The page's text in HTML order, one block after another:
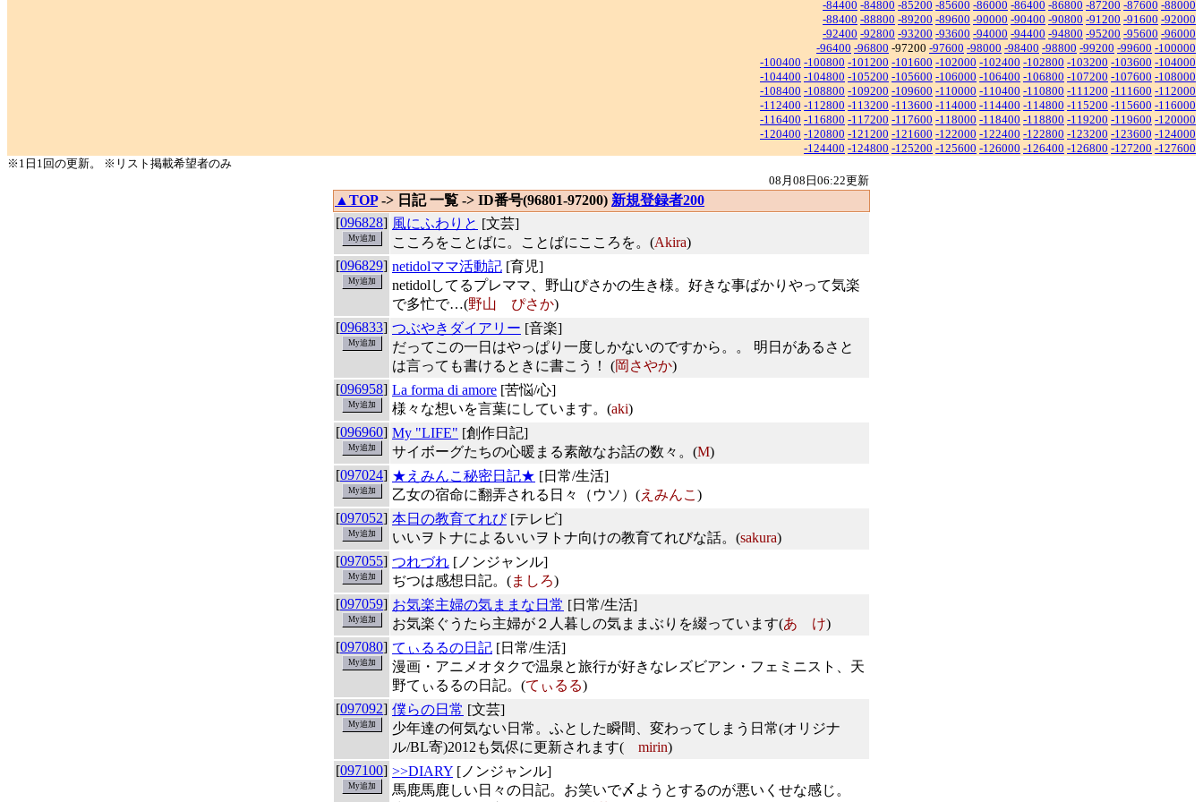
-84400 -84800 -85200 -85600 -86000 -86400 -86800 -87200 -87600 -88000
-88400 -88800 -89200 -89600 -90000 -90400 -90800 -91200 -91600 -92000
-92400 -92800 -93200 -93600 -94000 -94400 -94800 -95200 -95600 -96000
-96400 -96800 -97200 -97600 -98000 -98400 -98800 -99200 -99600 -100000
-100400 -100800 -101200 -101600 -102000 -102400 -102800 -103200 -103600 -104000
-104400 -104800 -105200 -105600 -106000 -106400 -106800 -107200 -107600 -108000
-108400 -108800 -109200 -109600 -110000 -110400 -110800 -111200 -111600 -112000
-112400 -112800 -113200 -113600 -114000 -114400 -114800 -115200 -115600 -116000
-116400 -116800 -117200 -117600 -118000 -118400 -118800 -119200 -119600 -120000
-120400 -120800 -121200 -121600 -122000 -122400 -122800 -123200 -123600 -124000
-124400 -124800 -125200 -125600 -126000 -126400 -126800 -127200 -127600
※1日1回の更新。 ※リスト掲載希望者のみ
08月08日06:22更新
▲TOP-> 日記 一覧 -> ID番号(96801-97200) 新規登録者200
[096828] 風にふわりと [文芸]
こころをことばに。ことばにこころを。(Akira)
[096829] netidolママ活動記 [育児]
netidolしてるプレママ、野山ぴさかの生き様。好きな事ばかりやって気楽
で多忙で…(野山 ぴさか)
[096833] つぶやきダイアリー [音楽]
だってこの一日はやっぱり一度しかないのですから。。 明日があるさと
は言っても書けるときに書こう！ (岡さやか)
[096958] La forma di amore [苦悩/心]
様々な想いを言葉にしています。(aki)
[096960] My "LIFE" [創作日記]
サイボーグたちの心暖まる素敵なお話の数々。(M)
[097024] ★えみんこ秘密日記★ [日常/生活]
乙女の宿命に翻弄される日々（ウソ）(えみんこ )
[097052] 本日の教育てれび[テレビ]
いいヲトナによるいいヲトナ向けの教育てれびな話。(sakura)
[097055] つれづれ [ノンジャンル]
ぢつは感想日記。(ましろ)
[097059] お気楽主婦の気ままな日常 [日常/生活]
お気楽ぐうたら主婦が２人暮しの気ままぶりを綴っています(あ け)
[097080] てぃるるの日記 [日常/生活]
漫画・アニメオタクで温泉と旅行が好きなレズビアン・フェミニスト、天
野てぃるるの日記。(てぃるる)
[097092] 僕らの日常 [文芸]
少年達の何気ない日常。ふとした瞬間、変わってしまう日常(オリジナ
ル/BL寄)2012も気侭に更新されます( mirin)
[097100] >>DIARY [ノンジャンル]
馬鹿馬鹿しい日々の日記。お笑いで〆ようとするのが悪いくせな感じ。